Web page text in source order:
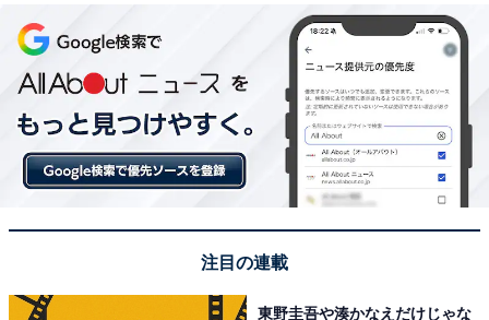
注目の連載
東野圭吾や湊かなえだけじゃな